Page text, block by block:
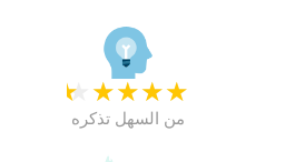
★
★
★
★
★
من السهل تذكره